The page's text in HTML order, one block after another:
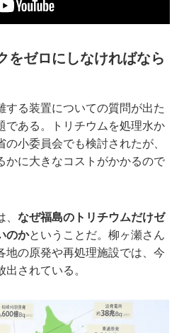
をゼロにしなければなら
する装置についての質問が出た
である。トリチウムを処理水か
小委員会でも検討されたが、
かに大きなコストがかかるので
なぜ福島のトリチウムだけゼ
のかということだ。柳ヶ瀬さん
地の原発や再処理施設では、今
されている。